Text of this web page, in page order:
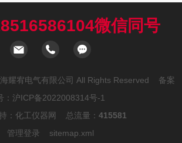
微信同号
耀宥电气有限公司 All Rights Reserved 备案
： 沪ICP备2022008314号-1
： 化工仪器网 总流量： 415581
管理登录
sitemap.xml